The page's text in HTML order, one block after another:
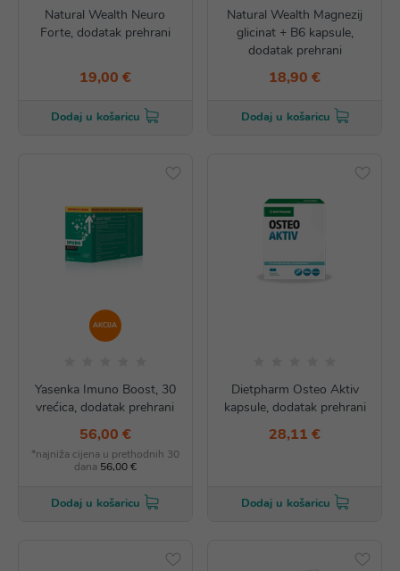
Natural Wealth Neuro
Forte, dodatak prehrani
19,00 €
Dodaj u košaricu
Natural Wealth Magnezij
glicinat + B6 kapsule,
dodatak prehrani
18,90 €
Dodaj u košaricu
AKCIJA
Yasenka Imuno Boost, 30
vrećica, dodatak prehrani
56,00 €
*najniža cijena u prethodnih 30
dana 56,00 €
Dodaj u košaricu
Dietpharm Osteo Aktiv
kapsule, dodatak prehrani
28,11 €
Dodaj u košaricu